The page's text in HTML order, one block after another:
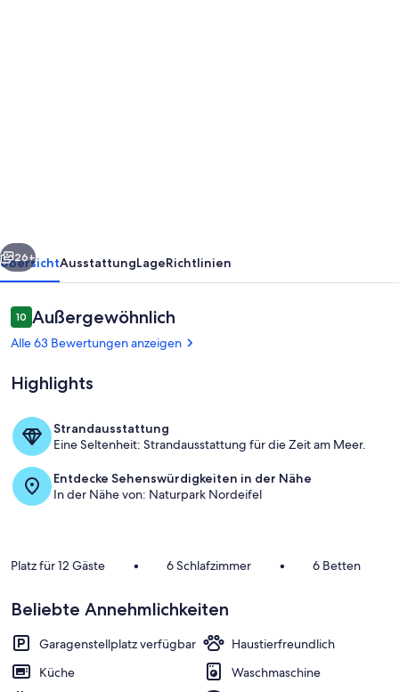
Alleinlage
mitten
in
Monschau
Kinderbereich
Weiter
26+
ÜbersichtAusstattungLageRichtlinien
Bewertungen
1010 von 10.
Außergewöhnlich
Alle 63 Bewertungen anzeigen
Highlights
Strandausstattung
Eine Seltenheit: Strandausstattung für die Zeit am Meer.
Entdecke Sehenswürdigkeiten in der Nähe
In der Nähe von: Naturpark Nordeifel
Platz für 12 Gäste • 6 Schlafzimmer • 6 Betten
Beliebte Annehmlichkeiten
Garagenstellplatz verfügbar
Haustierfreundlich
Küche
Waschmaschine